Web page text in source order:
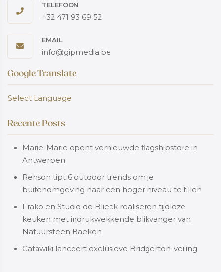
TELEFOON
+32 471 93 69 52
EMAIL
info@gipmedia.be
Google Translate
Select Language
Recente Posts
Marie-Marie opent vernieuwde flagshipstore in
Antwerpen
Renson tipt 6 outdoor trends om je
buitenomgeving naar een hoger niveau te tillen
Frako en Studio de Blieck realiseren tijdloze
keuken met indrukwekkende blikvanger van
Natuursteen Baeken
Catawiki lanceert exclusieve Bridgerton-veiling